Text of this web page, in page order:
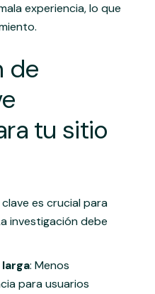
experiencia, lo que
de
tu sitio
es crucial para
investigación debe
: Menos
para usuarios